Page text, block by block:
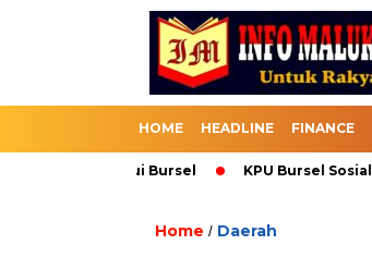
HOME HEADLINE FINANCE
Melalui Bursel KPU Bursel
Home / Daerah